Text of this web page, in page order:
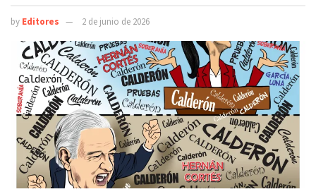
by Editores 2 de junio de 2026